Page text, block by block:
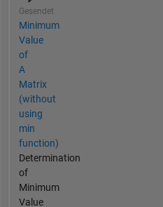
Gesendet
Minimum
Value
of
A
Matrix
(without
using
min
function)
Determination
of
Minimum
Value